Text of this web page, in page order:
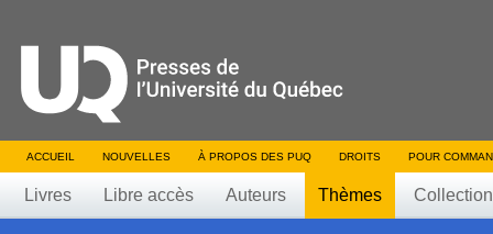
ACCUEIL NOUVELLES À PROPOS DES PUQ DROITS POUR
Livres Libre accès Auteurs Thèmes